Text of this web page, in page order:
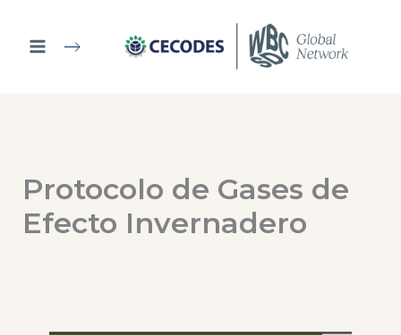
contenido
Protocolo de Gases de
Efecto Invernadero